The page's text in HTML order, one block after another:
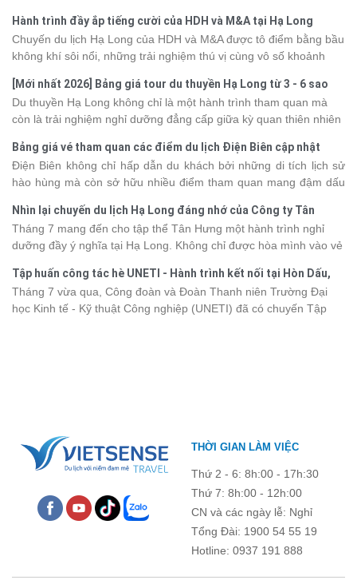
Hành trình đầy ắp tiếng cười của HDH và M&A tại Hạ Long
Chuyến du lịch Hạ Long của HDH và M&A được tô điểm bằng bầu
không khí sôi nổi, những trải nghiệm thú vị cùng vô số khoảnh
phút giây đồng hành bên nhau, tất cả đã tạo nên một chuyến đi
tràn đầy cảm xúc và dấu ấn khó quên.
[Mới nhất 2026] Bảng giá tour du thuyền Hạ Long từ 3 - 6 sao
Du thuyền Hạ Long không chỉ là một hành trình tham quan mà
còn là trải nghiệm nghỉ dưỡng đẳng cấp giữa kỳ quan thiên nhiên
khác nhau, khiến nhiều du khách băn khoăn khi lựa chọn. Bài viết
dưới đây sẽ cập nhật bảng giá tour du thuyền Hạ Long mới nhất
2026 từ 3 - 6 sao, giúp bạn dễ dàng so sánh và tìm được hành
trình phù hợp với nhu cầu cũng như ngân sách.
Bảng giá vé tham quan các điểm du lịch Điện Biên cập nhật
2026
Điện Biên không chỉ hấp dẫn du khách bởi những di tích lịch sử
hào hùng mà còn sở hữu nhiều điểm tham quan mang đậm dấu
phá vùng đất này, việc cập nhật trước giá vé sẽ giúp bạn chủ
động hơn trong lịch trình và chi phí. Cùng Vietsense Travel tham
khảo bảng giá vé tham quan các điểm du lịch Điện Biênmới nhất
năm 2026 ngay dưới đây.
Nhìn lại chuyến du lịch Hạ Long đáng nhớ của Công ty Tân
Hưng 2026
Tháng 7 mang đến cho tập thể Tân Hưng một hành trình nghỉ
dưỡng đầy ý nghĩa tại Hạ Long. Không chỉ được hòa mình vào vẻ
kết, sẻ chia và lưu giữ nhiều khoảnh khắc đáng nhớ. Hãy cùng
nhìn lại chuyến đi ngập tràn niềm vui và những trải nghiệm khó
quên.
Tập huấn công tác hè UNETI - Hành trình kết nối tại Hòn Dấu,
Đồ Sơn
Tháng 7 vừa qua, Công đoàn và Đoàn Thanh niên Trường Đại
học Kinh tế - Kỹ thuật Công nghiệp (UNETI) đã có chuyến Tập
THỜI GIAN LÀM VIỆC
Thứ 2 - 6: 8h:00 - 17h:30
Thứ 7: 8h:00 - 12h:00
CN và các ngày lễ: Nghỉ
Tổng Đài: 1900 54 55 19
Hotline: 0937 191 888